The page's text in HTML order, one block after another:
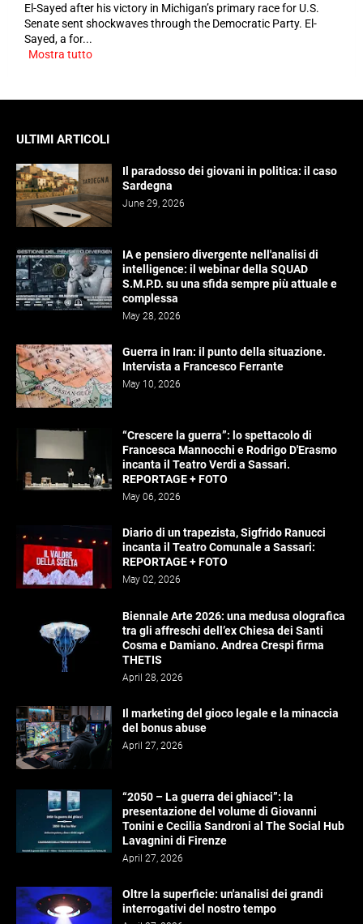
El-Sayed after his victory in Michigan’s primary race for U.S.
Senate sent shockwaves through the Democratic Party. El-
Sayed, a for...
Mostra tutto
ULTIMI ARTICOLI
Il paradosso dei giovani in politica: il caso
Sardegna
June 29, 2026
IA e pensiero divergente nell'analisi di
intelligence: il webinar della SQUAD
S.M.P.D. su una sfida sempre più attuale e
complessa
May 28, 2026
Guerra in Iran: il punto della situazione.
Intervista a Francesco Ferrante
May 10, 2026
“Crescere la guerra”: lo spettacolo di
Francesca Mannocchi e Rodrigo D'Erasmo
incanta il Teatro Verdi a Sassari.
REPORTAGE + FOTO
May 06, 2026
Diario di un trapezista, Sigfrido Ranucci
incanta il Teatro Comunale a Sassari:
REPORTAGE + FOTO
May 02, 2026
Biennale Arte 2026: una medusa olografica
tra gli affreschi dell’ex Chiesa dei Santi
Cosma e Damiano. Andrea Crespi firma
THETIS
April 28, 2026
Il marketing del gioco legale e la minaccia
del bonus abuse
April 27, 2026
“2050 – La guerra dei ghiacci”: la
presentazione del volume di Giovanni
Tonini e Cecilia Sandroni al The Social Hub
Lavagnini di Firenze
April 27, 2026
Oltre la superficie: un'analisi dei grandi
interrogativi del nostro tempo